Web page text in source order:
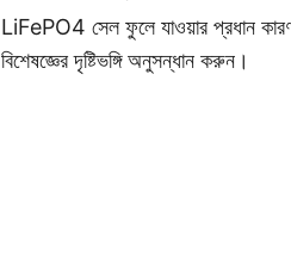
LiFePO4 সেল ফুলে যাওয়ার প্রধান
বিশেষজ্ঞের দৃষ্টিভঙ্গি অনুসন্ধান করুন।